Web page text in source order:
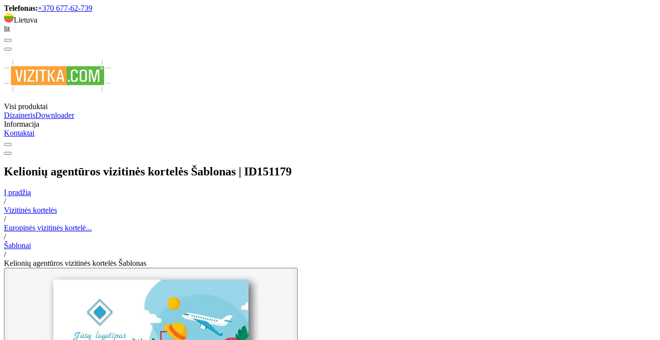
Telefonas:+370 677-62-739
Lietuva
lit
Visi produktai
DizainerisDownloader
Informacija
Kontaktai
Kelionių agentūros vizitinės kortelės Šablonas | ID151179
Į pradžią
/
Vizitinės kortelės
/
Europinės vizitinės kortelė...
/
Šablonai
/
Kelionių agentūros vizitinės kortelės Šablonas